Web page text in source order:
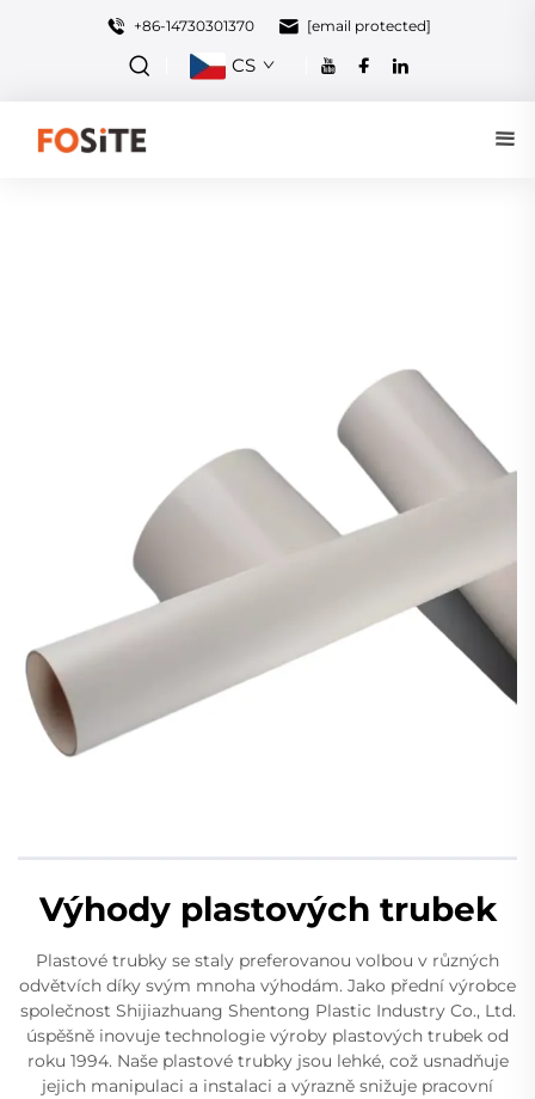
+86-14730301370 [email protected]
CS
Výhody plastových trubek
Plastové trubky se staly preferovanou volbou v různých
odvětvích díky svým mnoha výhodám. Jako přední výrobce
společnost Shijiazhuang Shentong Plastic Industry Co., Ltd.
úspěšně inovuje technologie výroby plastových trubek od
roku 1994. Naše plastové trubky jsou lehké, což usnadňuje
jejich manipulaci a instalaci a výrazně snižuje pracovní